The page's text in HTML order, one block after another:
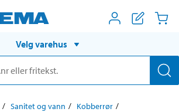
Velg varehus
Sanitet og vann
Kobberrør